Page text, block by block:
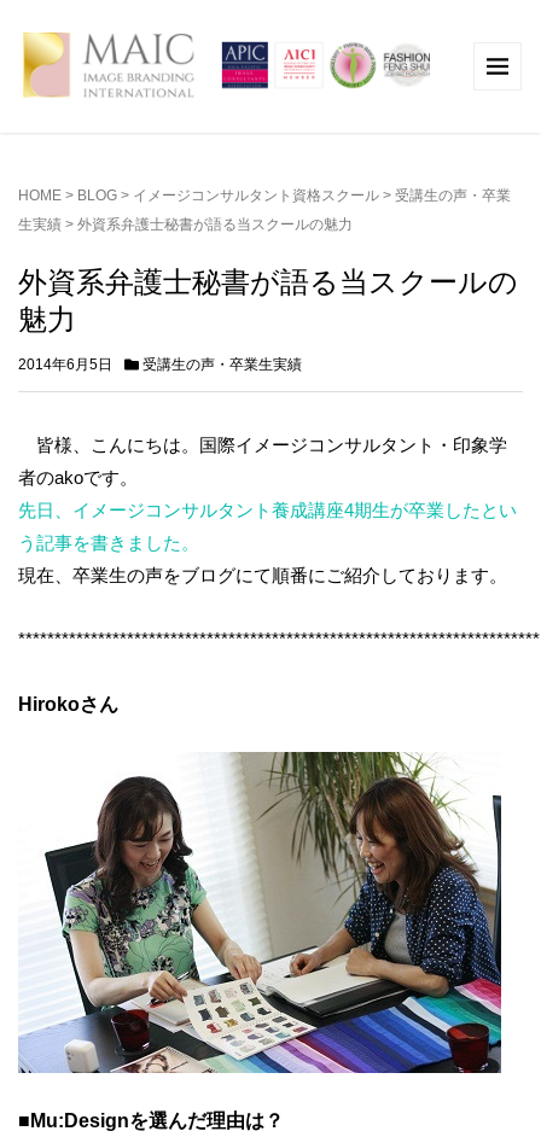
HOME > BLOG > イメージコンサルタント資格スクール > 受講生の声・卒業
生実績 > 外資系弁護士秘書が語る当スクールの魅力
外資系弁護士秘書が語る当スクールの
魅力
2014年6月5日 受講生の声・卒業生実績
皆様、こんにちは。国際イメージコンサルタント・印象学
者のakoです。
先日、イメージコンサルタント養成講座4期生が卒業したとい
う記事を書きました。
現在、卒業生の声をブログにて順番にご紹介しております。
************************************************************************
Hirokoさん
■Mu:Designを選んだ理由は？